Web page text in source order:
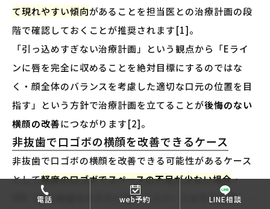
電話 web予約 LINE相談
て現れやすい傾向があることを担当医との治療計画の段
階で確認しておくことが推奨されます[1]。
「引っ込めすぎない治療計画」という観点から「Eライ
ンに唇を完全に収めることを絶対目標にするのではな
く・顔全体のバランスを考慮した適切な口元の位置を目
指す」という方針で治療計画を立てることが後悔のない
横顔の改善につながります[2]。
非抜歯で口ゴボの横顔を改善できるケース
非抜歯で口ゴボの横顔を改善できる可能性があるケース
として軽度の口ゴボでスペースの不足が少ない場合・
IPR（歯の表面をわずかに削ってスペースを作る処置）・